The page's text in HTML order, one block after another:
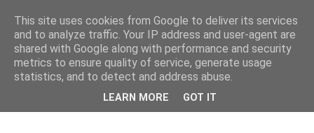
This site uses cookies from Google to deliver its services
and to analyze traffic. Your IP address and user-agent are
shared with Google along with performance and security
metrics to ensure quality of service, generate usage
statistics, and to detect and address abuse.
LEARN MORE GOT IT